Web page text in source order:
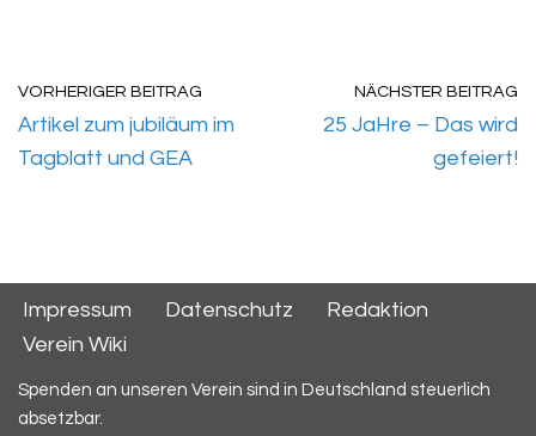
VORHERIGER BEITRAG
Artikel zum jubiläum im
Tagblatt und GEA
NÄCHSTER BEITRAG
25 JaHre – Das wird
gefeiert!
Impressum Datenschutz
Redaktion
Verein Wiki
Spenden an unseren Verein sind in Deutschland steuerlich
absetzbar.